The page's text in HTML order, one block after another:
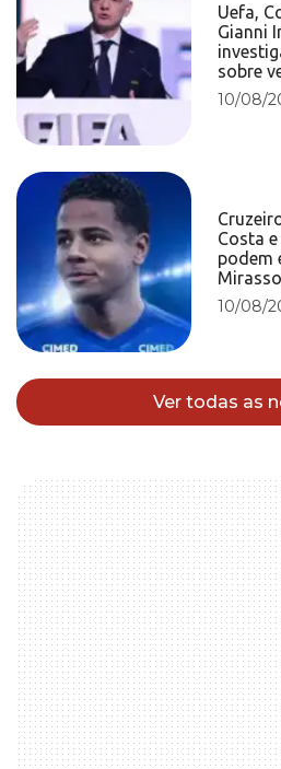
Uefa,
Gianni
sobre
10/08/
Costa
podem
Mirassol
10/08/
Ver todas as